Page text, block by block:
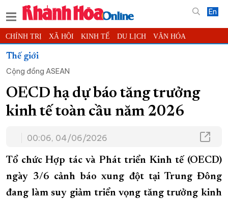
En
CHÍNH TRỊ XÃ HỘI KINH TẾ DU LỊCH VĂN HÓA
THỂ THAO
KHOA HỌC - CÔNG NGHỆ
THẾ GIỚI MULTIMEDIA VIDEO ĐỌC BÁO ONLINE
PODCAST THÔNG TIN - QUẢNG CÁO
TRƯỜNG SA BIỂN ĐẢO QUÊ HƯƠNG
CHUNG TAY CẢI CÁCH HÀNH CHÍNH
XÂY DỰNG NÔNG THÔN MỚI LỊCH CẮT ĐIỆN
TÀU - XE - MÁY BAY
Thế giới
Cộng đồng ASEAN
OECD hạ dự báo tăng trưởng
kinh tế toàn cầu năm 2026
00:06, 04/06/2026
Tổ chức Hợp tác và Phát triển Kinh tế (OECD)
ngày 3/6 cảnh báo xung đột tại Trung Đông
đang làm suy giảm triển vọng tăng trưởng kinh